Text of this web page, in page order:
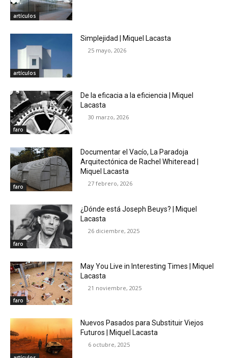
artículos
artículos
Simplejidad | Miquel Lacasta
25 mayo, 2026
faro
De la eficacia a la eficiencia | Miquel
Lacasta
30 marzo, 2026
faro
Documentar el Vacío, La Paradoja
Arquitectónica de Rachel Whiteread |
Miquel Lacasta
27 febrero, 2026
faro
¿Dónde está Joseph Beuys? | Miquel
Lacasta
26 diciembre, 2025
faro
May You Live in Interesting Times | Miquel
Lacasta
21 noviembre, 2025
Nuevos Pasados para Substituir Viejos
Futuros | Miquel Lacasta
6 octubre, 2025